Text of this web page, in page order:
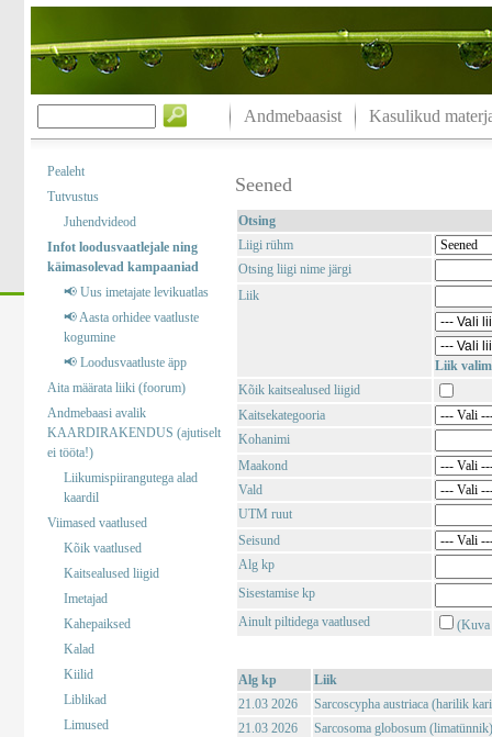
Andmebaasist Kasulikud
Pealeht
Tutvustus
Juhendvideod
Infot loodusvaatlejale ning
käimasolevad kampaaniad
📢 Uus imetajate levikuatlas
📢 Aasta orhidee vaatluste
kogumine
📢 Loodusvaatluste äpp
Aita määrata liiki (foorum)
Andmebaasi avalik
KAARDIRAKENDUS (ajutiselt
ei tööta!)
Liikumispiirangutega alad
kaardil
Viimased vaatlused
Kõik vaatlused
Kaitsealused liigid
Imetajad
Kahepaiksed
Kalad
Kiilid
Liblikad
Limused
Seened
Otsing
Liigi rühm
Otsing liigi nime järgi
Liik
Liik
Kõik kaitsealused liigid
Kaitsekategooria
Kohanimi
Maakond
Vald
UTM ruut
Seisund
Alg kp
Sisestamise kp
Ainult piltidega vaatlused
(Kuva
Alg kp
Liik
21.03 2026
Sarcoscypha austriaca (harilik
21.03 2026
Sarcosoma globosum (limatünnik)